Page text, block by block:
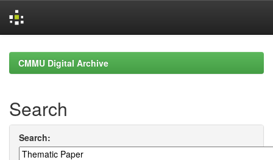
navigationCMMU Digital Archive
Search
Search: